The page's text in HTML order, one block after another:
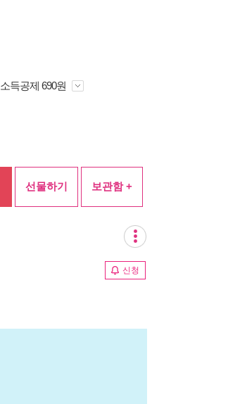
소득공제 690원
선물하기 보관함 +
신청